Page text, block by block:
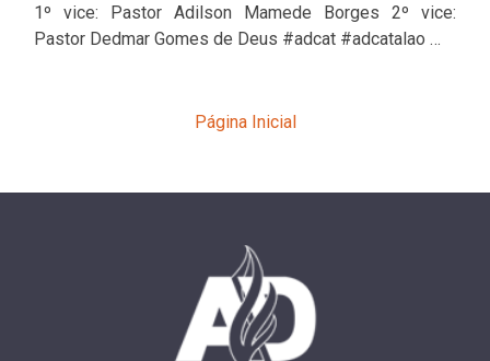
1º vice: Pastor Adilson Mamede Borges 2º vice:
Pastor Dedmar Gomes de Deus #adcat #adcatalao …
Página Inicial